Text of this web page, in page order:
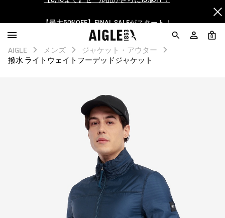
ログイン/会員登録で送料＆返品無料
AIGLE CLUB ポイントサービス終了のお知らせ
【最大50%OFF】FINAL SALEがスタート！
ログイン/会員登録で送料＆返品無料
AIGLE CLUB ポイントサービス終了のお知らせ
0
AIGLE メンズ
ジャケット・アウター
撥水 ライトウェイトフーデッドジャケット